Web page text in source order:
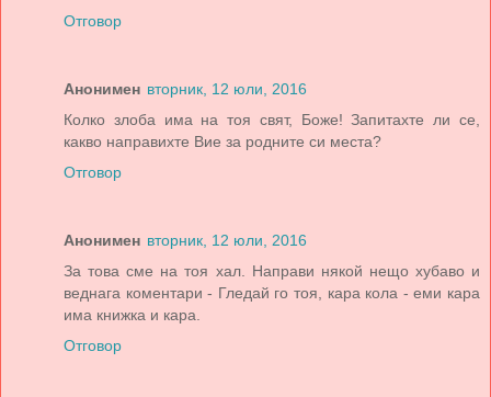
Отговор
Анонимен вторник, 12 юли, 2016
Колко злоба има на тоя свят, Боже! Запитахте ли се,
какво направихте Вие за родните си места?
Отговор
Анонимен вторник, 12 юли, 2016
За това сме на тоя хал. Направи някой нещо хубаво и
веднага коментари - Гледай го тоя, кара кола - еми кара
има книжка и кара.
Отговор